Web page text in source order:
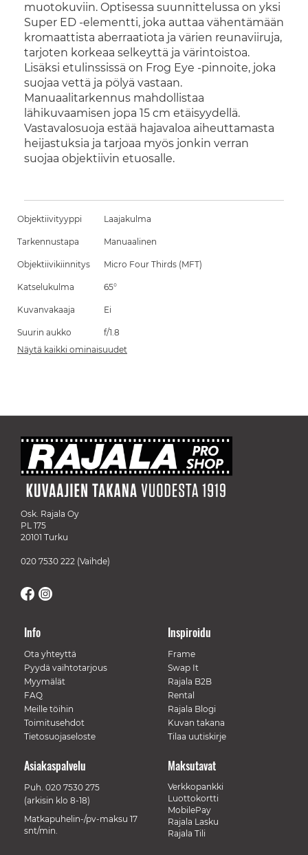
muotokuviin. Optisessa suunnittelussa on yksi
Super ED -elementti, joka auttaa vähentämään
kromaattista aberraatiota ja värien reunaviiruja,
tarjoten korkeaa selkeyttä ja värintoistoa.
Lisäksi etulinssissä on Frog Eye -pinnoite, joka
suojaa vettä ja pölyä vastaan.
Manuaalitarkennus mahdollistaa
lähikuvaamisen jopa 15 cm etäisyydellä.
Vastavalosuoja estää hajavaloa aiheuttamasta
heijastuksia ja tarjoaa myös jonkin verran
suojaa objektiivin etuosalle.
Objektiivityyppi Laajakulma
Tarkennustapa Manuaalinen
Objektiivikiinnitys Micro Four Thirds (MFT)
Katselukulma 65°
Kuvanvakaaja Ei
Suurin aukko
f/1.8
Näytä kaikki ominaisuudet
Osk. Rajala Oy
PL 175
20101 Turku
020 7530 222 (Vaihde)
Info
Ota yhteyttä
Pyydä vaihtotarjous
Myymälät
FAQ
Meille töihin
Toimitusehdot
Tietosuojaseloste
Inspiroidu
Frame
Swap It
Rajala B2B
Rental
Rajala Blogi
Kuvan takana
Tilaa uutiskirje
Maksutavat
Verkkopankki
Luottokortti
MobilePay
Rajala Lasku
Rajala Tili
Asiakaspalvelu
Puh. 020 7530 275
(arkisin klo 8-18)
Matkapuhelin-/pv-maksu 17
snt/min.